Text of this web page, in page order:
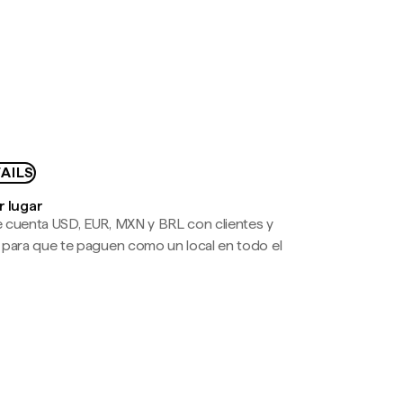
lugar
USD, EUR, MXN y BRL con clientes y
que te paguen como un local en todo el